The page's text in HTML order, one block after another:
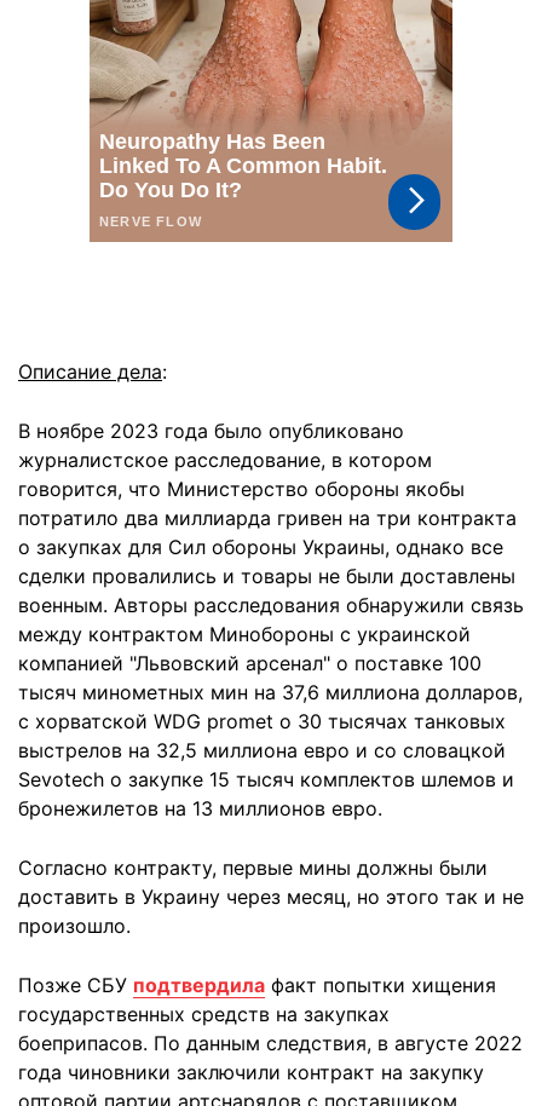
Описание дела:
В ноябре 2023 года было опубликовано
журналистское расследование, в котором
говорится, что Министерство обороны якобы
потратило два миллиарда гривен на три контракта
о закупках для Сил обороны Украины, однако все
сделки провалились и товары не были доставлены
военным. Авторы расследования обнаружили связь
между контрактом Минобороны с украинской
компанией "Львовский арсенал" о поставке 100
тысяч минометных мин на 37,6 миллиона долларов,
с хорватской WDG promet о 30 тысячах танковых
выстрелов на 32,5 миллиона евро и со словацкой
Sevotech о закупке 15 тысяч комплектов шлемов и
бронежилетов на 13 миллионов евро.
Согласно контракту, первые мины должны были
доставить в Украину через месяц, но этого так и не
произошло.
Позже СБУ подтвердила факт попытки хищения
государственных средств на закупках
боеприпасов. По данным следствия, в августе 2022
года чиновники заключили контракт на закупку
оптовой партии артснарядов с поставщиком